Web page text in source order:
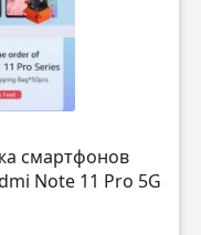
смартфонов
Note 11 Pro 5G